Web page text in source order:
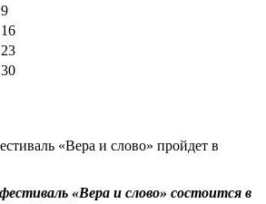
9
16
23
30
«Вера и слово» состоится в